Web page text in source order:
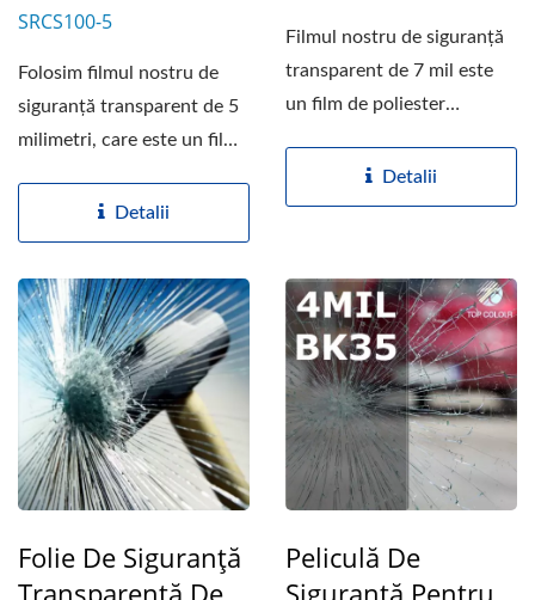
SRCS100-5
Folosim filmul nostru de
siguranță transparent de 5
milimetri, care este un film
Detalii
Filmul nostru de siguranță
transparent de 7 mil este
un film de poliester
Detalii
Folie De Siguranță
Transparentă De
Peliculă De
Siguranță Pentru